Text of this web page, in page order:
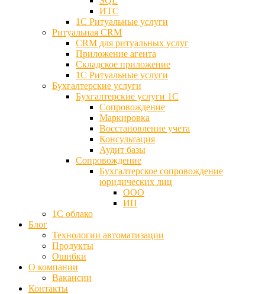
ИТС
1С Ритуальные услуги
Ритуальная CRM
CRM для ритуальных услуг
Приложение агента
Складское приложение
1С Ритуальные услуги
Бухгалтерские услуги
Бухгалтерские услуги 1С
Сопровождение
Маркировка
Восстановление учета
Консультация
Аудит базы
Cопровождение
Бухгалтерское сопровождение
юридических лиц
ООО
ИП
1С облако
Блог
Технологии автоматизации
Продукты
Ошибки
О компании
Вакансии
Контакты